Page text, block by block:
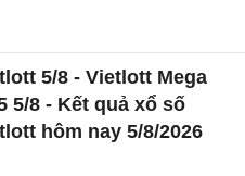
5/8 - Vietlott Mega
5/8 - Kết quả xổ số
hôm nay 5/8/2026